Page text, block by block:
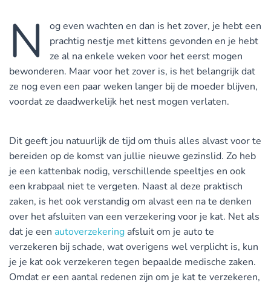
N
og even wachten en dan is het zover, je hebt een
prachtig nestje met kittens gevonden en je hebt
ze al na enkele weken voor het eerst mogen
bewonderen. Maar voor het zover is, is het belangrijk dat
ze nog even een paar weken langer bij de moeder blijven,
voordat ze daadwerkelijk het nest mogen verlaten.
Dit geeft jou natuurlijk de tijd om thuis alles alvast voor te
bereiden op de komst van jullie nieuwe gezinslid. Zo heb
je een kattenbak nodig, verschillende speeltjes en ook
een krabpaal niet te vergeten. Naast al deze praktisch
zaken, is het ook verstandig om alvast een na te denken
over het afsluiten van een verzekering voor je kat. Net als
dat je een autoverzekering afsluit om je auto te
verzekeren bij schade, wat overigens wel verplicht is, kun
je je kat ook verzekeren tegen bepaalde medische zaken.
Omdat er een aantal redenen zijn om je kat te verzekeren,